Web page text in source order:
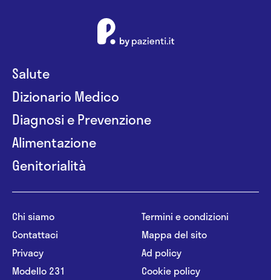
Salute
Dizionario Medico
Diagnosi e Prevenzione
Alimentazione
Genitorialità
Chi siamo
Contattaci
Privacy
Modello 231
Termini e condizioni
Mappa del sito
Ad policy
Cookie policy